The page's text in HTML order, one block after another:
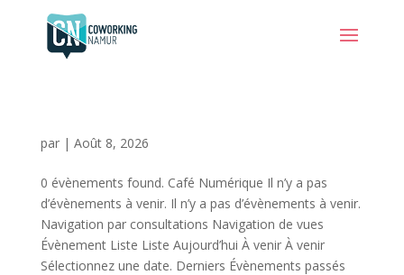
par | Août 8, 2026
0 évènements found. Café Numérique Il n’y a pas
d’évènements à venir. Il n’y a pas d’évènements à venir.
Navigation par consultations Navigation de vues
Évènement Liste Liste Aujourd’hui À venir À venir
Sélectionnez une date. Derniers Évènements passés